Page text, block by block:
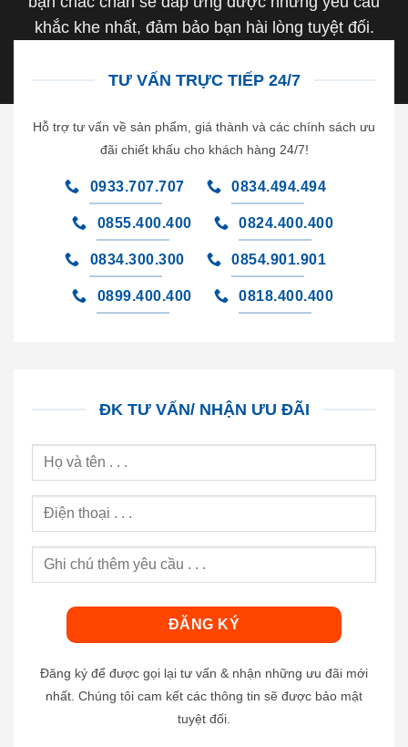
khắc khe nhất, đảm bảo bạn hài lòng tuyệt đối.
TƯ VẤN TRỰC TIẾP 24/7
Hỗ trợ tư vấn về sản phẩm, giá thành và các chính sách ưu
đãi chiết khấu cho khách hàng 24/7!
0933.707.707 0834.494.494
0855.400.400 0824.400.400
0834.300.300 0854.901.901
0899.400.400 0818.400.400
ĐK TƯ VẤN/ NHẬN ƯU ĐÃI
Đăng ký để được gọi lại tư vấn & nhận những ưu đãi mới
nhất. Chúng tôi cam kết các thông tin sẽ được bảo mật
tuyệt đối.